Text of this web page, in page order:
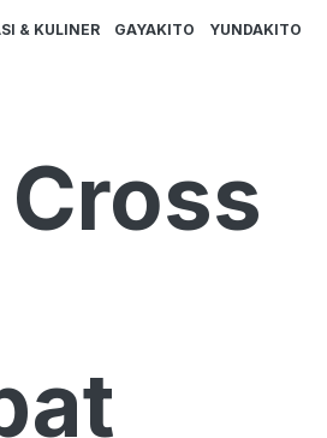
& KULINER GAYAKITO YUNDAKITO